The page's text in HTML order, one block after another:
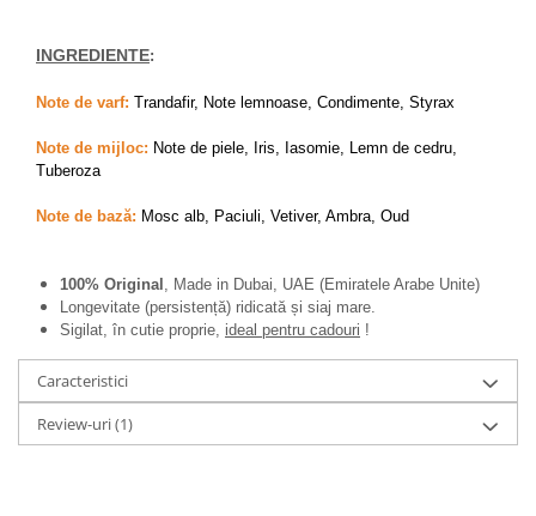
Zaien
Zirconia
Oferta Saptamanii
Mai Multe >>
Puncte Cadou
Recenzii clienti
INGREDIENTE:
Note de varf: Trandafir, Note lemnoase, Condimente, Styrax
Note de mijloc: Note de piele, Iris, Iasomie, Lemn de cedru,
Tuberoza
Note de bază: Mosc alb, Paciuli, Vetiver, Ambra, Oud
100% Original , Made in Dubai, UAE (Emiratele Arabe Unite)
Longevitate (persistență) ridicată și siaj mare.
Sigilat, în cutie proprie, ideal pentru cadouri !
Caracteristici
Review-uri(1)